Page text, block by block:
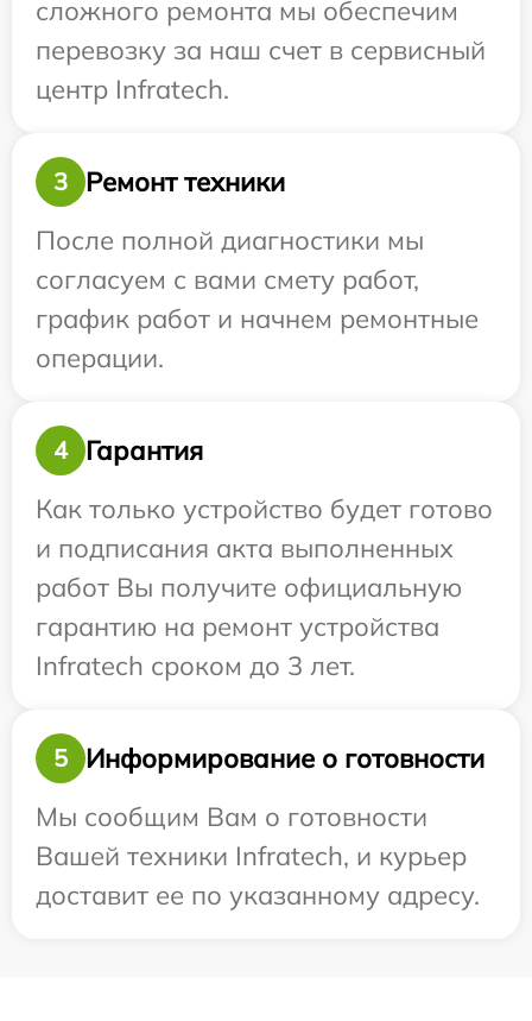
сложного ремонта мы обеспечим
перевозку за наш счет в сервисный
центр Infratech.
3
Ремонт техники
После полной диагностики мы
согласуем с вами смету работ,
график работ и начнем ремонтные
операции.
4
Гарантия
Как только устройство будет готово
и подписания акта выполненных
работ Вы получите официальную
гарантию на ремонт устройства
Infratech сроком до 3 лет.
5
Информирование о готовности
Мы сообщим Вам о готовности
Вашей техники Infratech, и курьер
доставит ее по указанному адресу.